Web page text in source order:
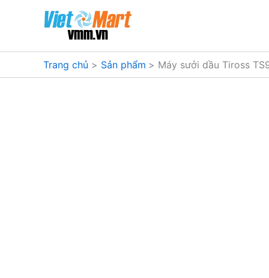
dung
Trang chủ
Sản phẩm Máy sưởi dầu Tiross